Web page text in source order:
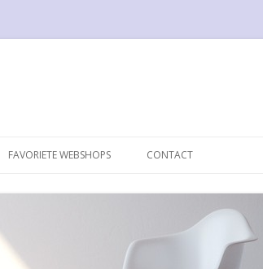
FAVORIETE WEBSHOPS
17DESIGN
CONTACT